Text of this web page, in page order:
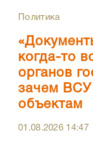
Политика
когда-то
органов
зачем
объектам
01.08.2026 14:47